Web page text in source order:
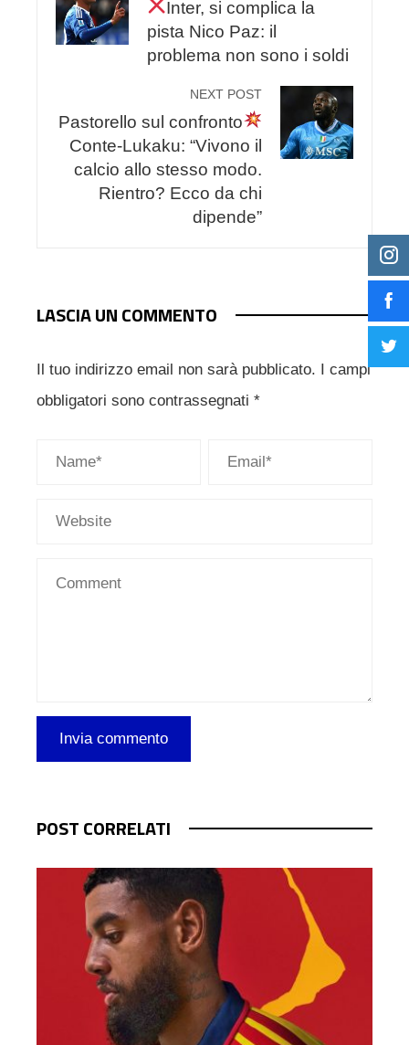
Inter, si complica la
pista Nico Paz: il
problema non sono i soldi
NEXT POST
Pastorello sul confronto
Conte-Lukaku: “Vivono il
calcio allo stesso modo.
Rientro? Ecco da chi
dipende”
LASCIA UN COMMENTO
Il tuo indirizzo email non sarà pubblicato.
I campi
obbligatori sono contrassegnati *
POST CORRELATI